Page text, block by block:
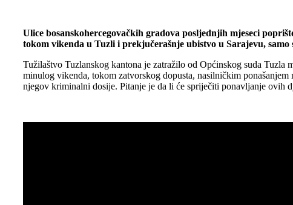
Ulice bosanskohercegovačkih gradova posljednjih mjeseci
tokom vikenda u Tuzli i prekjučerašnje ubistvo u Sarajevu,
Tužilaštvo Tuzlanskog kantona je zatražilo od Općinskog suda
minulog vikenda, tokom zatvorskog dopusta, nasilničkim
njegov kriminalni dosije. Pitanje je da li će spriječiti ponavljanje ovih